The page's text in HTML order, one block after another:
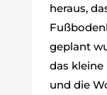
heraus,
geplant
das
und die